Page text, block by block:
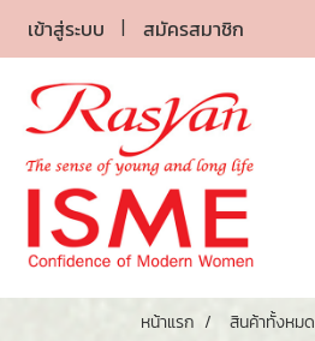
เข้าสู่ระบบ สมัครสมาชิก
หน้าแรก สินค้าทั้งหมด